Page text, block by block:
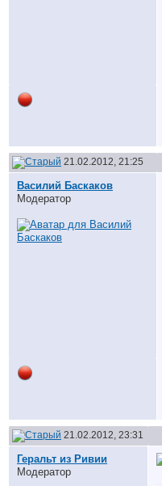
21.02.2012, 21:25
Василий Баскаков
Модератор
21.02.2012, 23:31
Геральт из Ривии
Модератор